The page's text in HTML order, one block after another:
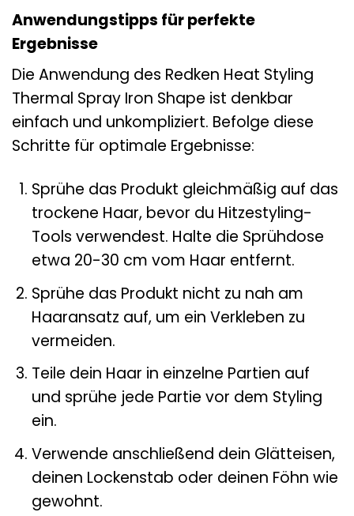
Anwendungstipps für perfekte
Ergebnisse
Die Anwendung des Redken Heat Styling
Thermal Spray Iron Shape ist denkbar
einfach und unkompliziert. Befolge diese
Schritte für optimale Ergebnisse:
Sprühe das Produkt gleichmäßig auf das
trockene Haar, bevor du Hitzestyling-
Tools verwendest. Halte die Sprühdose
etwa 20-30 cm vom Haar entfernt.
Sprühe das Produkt nicht zu nah am
Haaransatz auf, um ein Verkleben zu
vermeiden.
Teile dein Haar in einzelne Partien auf
und sprühe jede Partie vor dem Styling
ein.
Verwende anschließend dein Glätteisen,
deinen Lockenstab oder deinen Föhn wie
gewohnt.